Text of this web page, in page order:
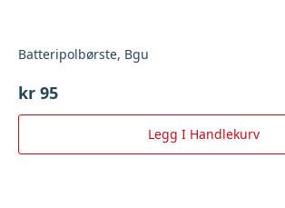
Batteripolbørste, Bgu
kr 95
Legg I Handlekurv